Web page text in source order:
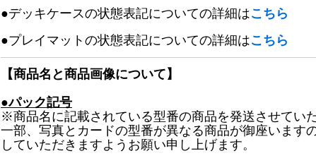
●デッキケースの状態表記についての詳細はこちら
●プレイマットの状態表記についての詳細はこちら
【商品名と商品画像について】
●パック記号
※商品名に記載されている型番の商品を発送させてい
一部、写真とカードの型番が異なる商品が御座います
していただきますようお願い申し上げます。